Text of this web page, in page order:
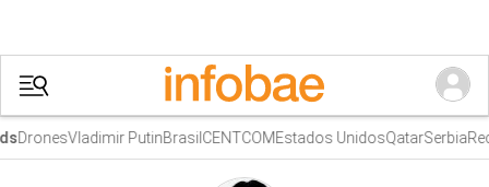
DronesVladimir PutinBrasilCENTCOMEstados UnidosQatarSerbia